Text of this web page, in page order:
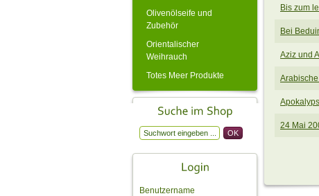
Olivenölseife und
Zubehör
Orientalischer
Weihrauch
Totes Meer Produkte
Benutzername
Bis zum
Bei
Aziz und
24 Mai